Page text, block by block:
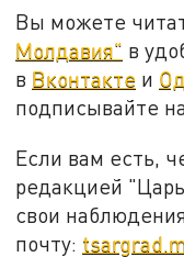
Вы можете
Молдавия" в
в Вконтакте и
подписывайте
Если вам есть,
редакцией
свои
почту: